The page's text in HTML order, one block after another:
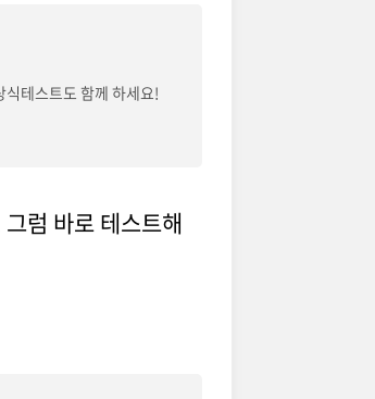
테스트도 함께 하세요!
그럼 바로 테스트해